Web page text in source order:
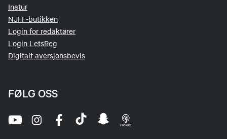
Inatur
NJFF-butikken
Login for redaktører
Login LetsReg
Digitalt aversjonsbevis
FØLG OSS